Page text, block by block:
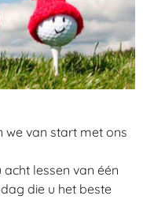
van start met ons
lessen van één
die u het beste